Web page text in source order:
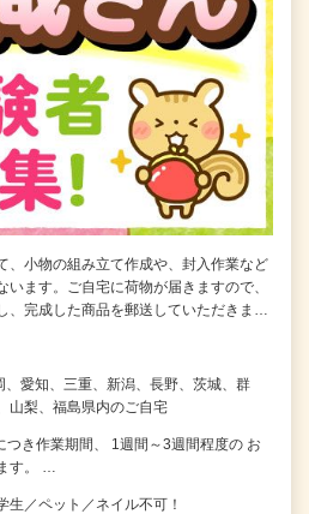
、小物の組み立て作成や、封入作業など
います。ご自宅に荷物が届きますので、
、完成した商品を郵送していただきま…
、愛知、三重、新潟、長野、茨城、群
山梨、福島県内のご自宅
つき作業期間、 1週間～3週間程度の お
す。 …
生／ペット／ネイル不可！